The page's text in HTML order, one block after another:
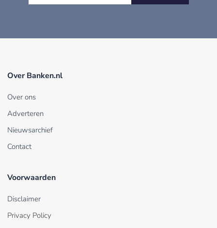
Over Banken.nl
Over ons
Adverteren
Nieuwsarchief
Contact
Voorwaarden
Disclaimer
Privacy Policy